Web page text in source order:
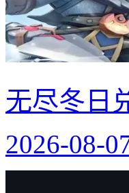
无尽冬日
2026-08-